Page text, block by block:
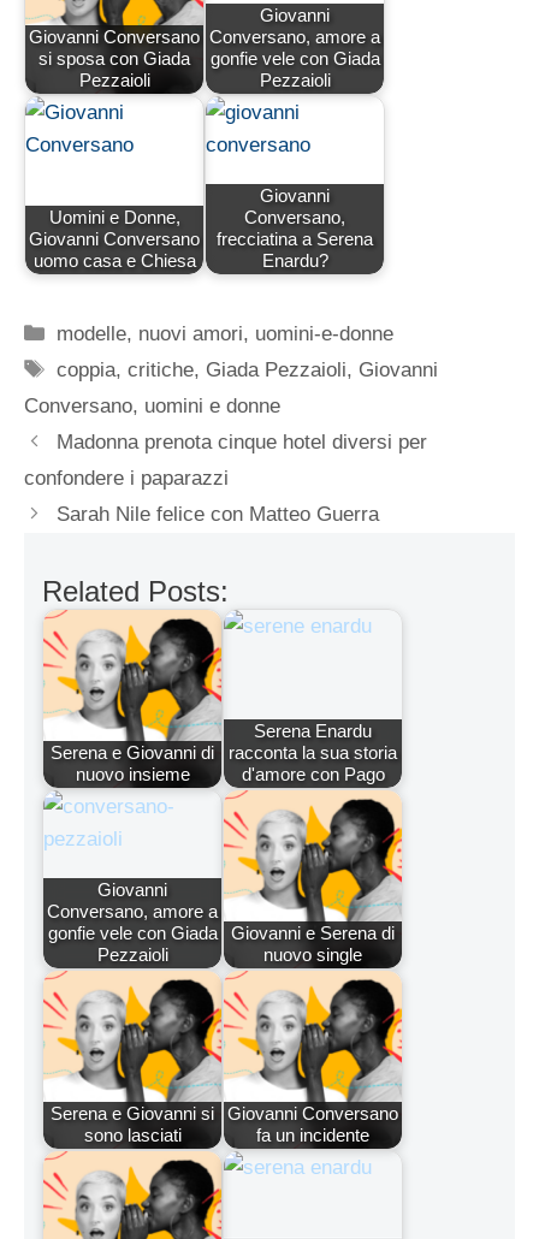
Giovanni Conversano
si sposa con Giada
Pezzaioli
Giovanni
Conversano, amore a
gonfie vele con Giada
Pezzaioli
Uomini e Donne,
Giovanni Conversano
uomo casa e Chiesa
Giovanni
Conversano,
frecciatina a Serena
Enardu?
Categorie
modelle, nuovi amori, uomini-e-donne
Tag
coppia,critiche, Giada Pezzaioli, Giovanni
Conversano, uomini e donne
Madonna prenota cinque hotel diversi per
confondere i paparazzi
Sarah Nile felice con Matteo Guerra
Related Posts:
Serena e Giovanni di
nuovo insieme
Serena Enardu
racconta la sua storia
d'amore con Pago
Giovanni
Conversano, amore a
gonfie vele con Giada
Pezzaioli
Giovanni e Serena di
nuovo single
Serena e Giovanni si
sono lasciati
Giovanni Conversano
fa un incidente